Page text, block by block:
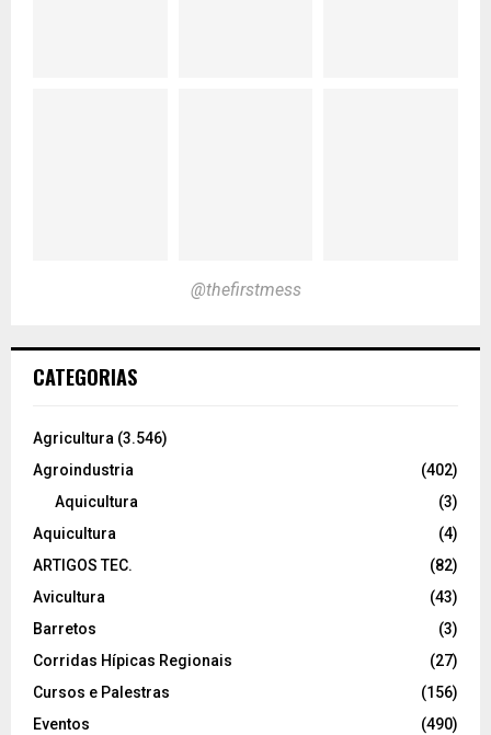
@thefirstmess
CATEGORIAS
Agricultura (3.546)
Agroindustria
(402)
Aquicultura
(3)
Aquicultura
(4)
ARTIGOS TEC.
(82)
Avicultura
(43)
Barretos
(3)
Corridas Hípicas Regionais
(27)
Cursos e Palestras
(156)
Eventos
(490)